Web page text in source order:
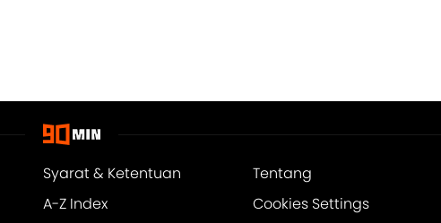
Syarat & Ketentuan Tentang
A-Z Index Cookies Settings